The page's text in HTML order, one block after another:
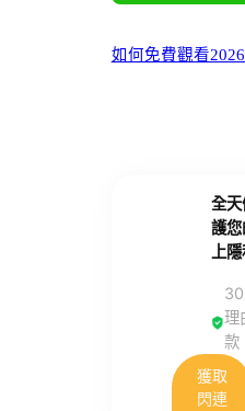
如何免費觀看
全
護
上
理
款
獲取
閃連